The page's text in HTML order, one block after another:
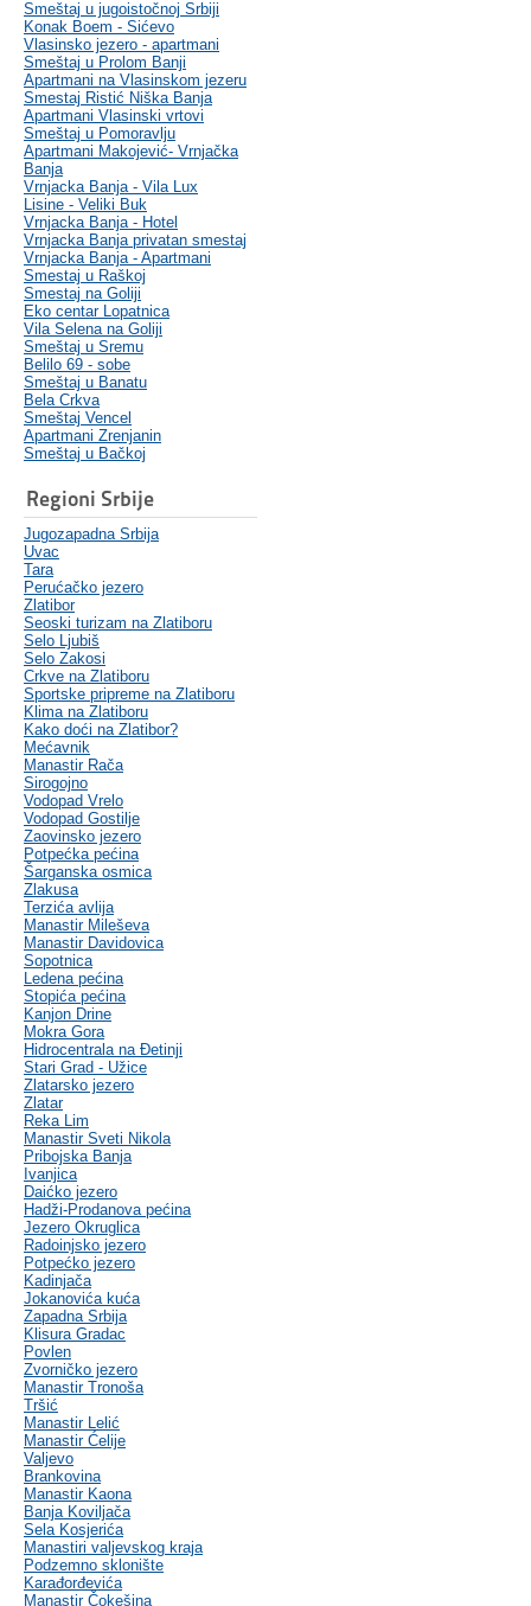
Smeštaj u jugoistočnoj Srbiji
Konak Boem - Sićevo
Vlasinsko jezero - apartmani
Smeštaj u Prolom Banji
Apartmani na Vlasinskom jezeru
Smestaj Ristić Niška Banja
Apartmani Vlasinski vrtovi
Smeštaj u Pomoravlju
Apartmani Makojević- Vrnjačka
Banja
Vrnjacka Banja - Vila Lux
Lisine - Veliki Buk
Vrnjacka Banja - Hotel
Vrnjacka Banja privatan smestaj
Vrnjacka Banja - Apartmani
Smestaj u Raškoj
Smestaj na Goliji
Eko centar Lopatnica
Vila Selena na Goliji
Smeštaj u Sremu
Belilo 69 - sobe
Smeštaj u Banatu
Bela Crkva
Smeštaj Vencel
Apartmani Zrenjanin
Smeštaj u Bačkoj
Regioni Srbije
Jugozapadna Srbija
Uvac
Tara
Perućačko jezero
Zlatibor
Seoski turizam na Zlatiboru
Selo Ljubiš
Selo Zakosi
Crkve na Zlatiboru
Sportske pripreme na Zlatiboru
Klima na Zlatiboru
Kako doći na Zlatibor?
Mećavnik
Manastir Rača
Sirogojno
Vodopad Vrelo
Vodopad Gostilje
Zaovinsko jezero
Potpećka pećina
Šarganska osmica
Zlakusa
Terzića avlija
Manastir Mileševa
Manastir Davidovica
Sopotnica
Ledena pećina
Stopića pećina
Kanjon Drine
Mokra Gora
Hidrocentrala na Đetinji
Stari Grad - Užice
Zlatarsko jezero
Zlatar
Reka Lim
Manastir Sveti Nikola
Pribojska Banja
Ivanjica
Daićko jezero
Hadži-Prodanova pećina
Jezero Okruglica
Radoinjsko jezero
Potpećko jezero
Kadinjača
Jokanovića kuća
Zapadna Srbija
Klisura Gradac
Povlen
Zvorničko jezero
Manastir Tronoša
Tršić
Manastir Lelić
Manastir Ćelije
Valjevo
Brankovina
Manastir Kaona
Banja Koviljača
Sela Kosjerića
Manastiri valjevskog kraja
Podzemno sklonište
Karađorđevića
Manastir Čokešina